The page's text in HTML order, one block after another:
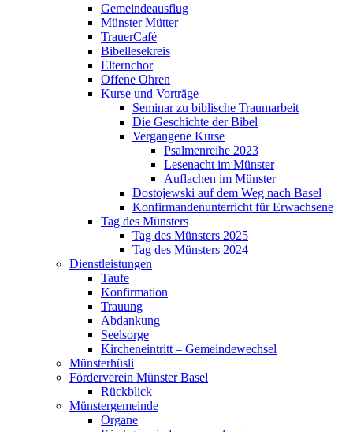
Gemeindeausflug
Münster Mütter
TrauerCafé
Bibellesekreis
Elternchor
Offene Ohren
Kurse und Vorträge
Seminar zu biblische Traumarbeit
Die Geschichte der Bibel
Vergangene Kurse
Psalmenreihe 2023
Lesenacht im Münster
Auflachen im Münster
Dostojewski auf dem Weg nach Basel
Konfirmandenunterricht für Erwachsene
Tag des Münsters
Tag des Münsters 2025
Tag des Münsters 2024
Dienstleistungen
Taufe
Konfirmation
Trauung
Abdankung
Seelsorge
Kircheneintritt – Gemeindewechsel
Münsterhüsli
Förderverein Münster Basel
Rückblick
Münstergemeinde
Organe